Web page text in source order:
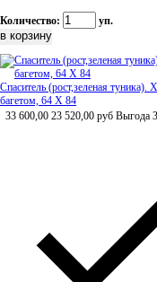
Количество: уп.
Спаситель (рост,зеленая
багетом, 64 Х 84
33 600,00 23 520,00 руб Выгода